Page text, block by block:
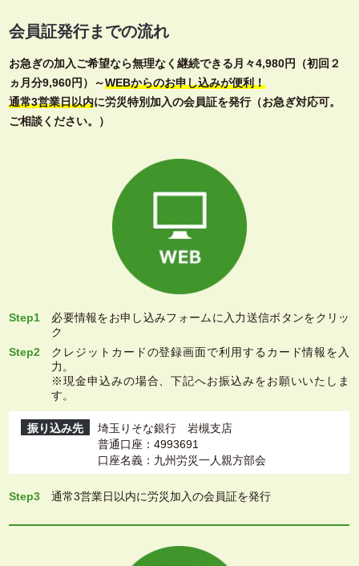
会員証発行までの流れ
お急ぎの加入ご希望なら無理なく継続できる月々4,980円（初回２
ヵ月分9,960円）～WEBからのお申し込みが便利！
通常3営業日以内に労災特別加入の会員証を発行（お急ぎ対応可。
ご相談ください。）
Step1
必要情報をお申し込みフォームに入力送信ボタンをクリッ
ク
Step2
クレジットカードの登録画面で利用するカード情報を入
力。
※現金申込みの場合、下記へお振込みをお願いいたしま
す。
振り込み先
埼玉りそな銀行 岩槻支店
普通口座：4993691
口座名義：九州労災一人親方部会
Step3 通常3営業日以内に労災加入の会員証を発行